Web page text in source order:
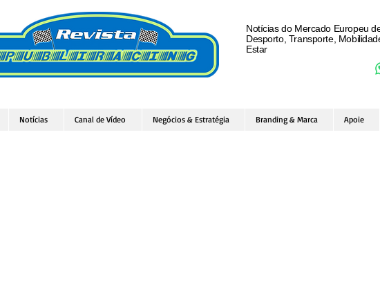
Notícias do Mercado Europeu
Desporto, Transporte,
Estar
Notícias Canal de Vídeo Negócios & Estratégia Branding & Marca Apoie